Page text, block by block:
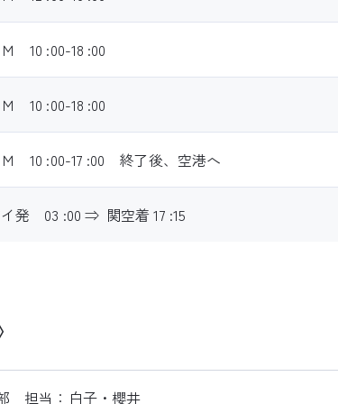
10 :00-18 :00
10 :00-18 :00
Ｍ 10 :00-17 :00 終了後、空港へ
イ発 03 :00 ⇒ 関空着 17 :15
担当：白子・櫻井